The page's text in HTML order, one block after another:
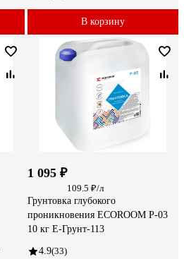
В корзину
1 095 ₽
109.5 ₽/л
Грунтовка глубокого
проникновения ECOROOM P-03
10 кг E-Грунт-113
4.9(33)